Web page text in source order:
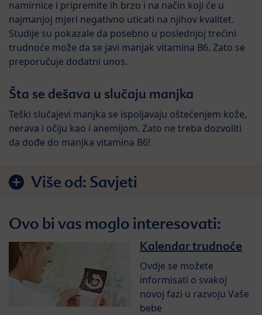
namirnice i pripremite ih brzo i na način koji će u
najmanjoj mjeri negativno uticati na njihov kvalitet.
Studije su pokazale da posebno u poslednjoj trećini
trudnoće može da se javi manjak vitamina B6. Zato se
preporučuje dodatni unos.
Šta se dešava u slučaju manjka
Teški slučajevi manjka se ispoljavaju oštećenjem kože,
nerava i očiju kao i anemijom. Zato ne treba dozvoliti
da dođe do manjka vitamina B6!
Više od: Savjeti
Ovo bi vas moglo interesovati:
Kalendar trudnoće
Ovdje se možete
informisati o svakoj
novoj fazi u razvoju Vaše
bebe